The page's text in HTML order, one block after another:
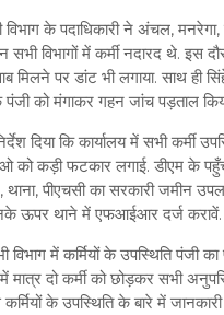
विभाग के पदाधिकारी ने अंचल,
सभी विभागों में कर्मी नदारद थे. इस
मिलने पर डांट भी लगाया. साथ
पंजी को मंगाकर गहन जांच पड़ताल
दिया कि कार्यालय में सभी कर्मी
को कड़ी फटकार लगाई. डीएम के
पीएचसी का सरकारी जमीन
ऊपर थाने में एफआईआर दर्ज करावें.
विभाग में कर्मियों के उपस्थिति पंजी
मात्र दो कर्मी को छोड़कर सभी
के उपस्थिति के बारे में जानकारी